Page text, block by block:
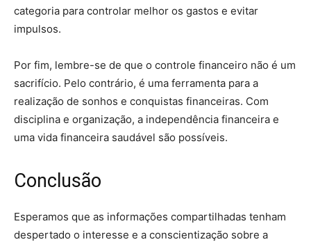
categoria para controlar melhor os gastos e evitar
impulsos.
Por fim, lembre-se de que o controle financeiro não é um
sacrifício. Pelo contrário, é uma ferramenta para a
realização de sonhos e conquistas financeiras. Com
disciplina e organização, a independência financeira e
uma vida financeira saudável são possíveis.
Conclusão
Esperamos que as informações compartilhadas tenham
despertado o interesse e a conscientização sobre a